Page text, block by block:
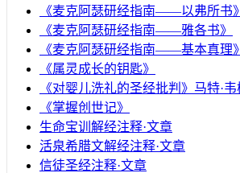
《麦克阿瑟研经指南——以弗所书》
《麦克阿瑟研经指南——雅各书》
《麦克阿瑟研经指南——基本真理》
《属灵成长的钥匙》
《对婴儿洗礼的圣经批判》马特·韦
《掌握创世记》
生命宝训解经注释·文章
活泉希腊文解经注释·文章
信徒圣经注释·文章